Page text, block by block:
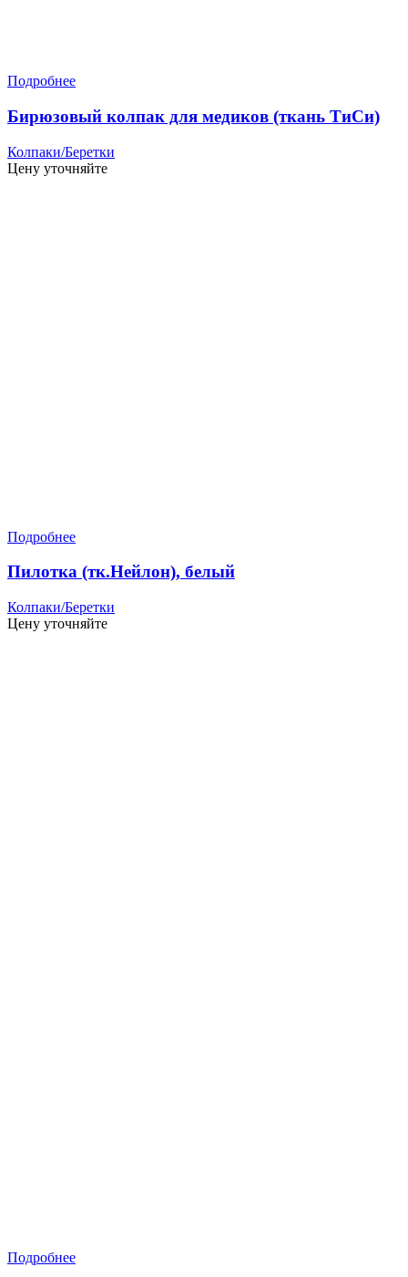
Подробнее
Бирюзовый колпак для медиков (ткань ТиСи)
Колпаки/Беретки
Цену уточняйте
Подробнее
Пилотка (тк.Нейлон), белый
Колпаки/Беретки
Цену уточняйте
Подробнее